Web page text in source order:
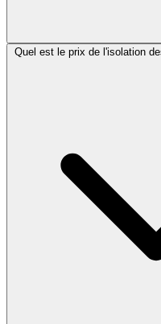
Quel est le prix de l'isolation